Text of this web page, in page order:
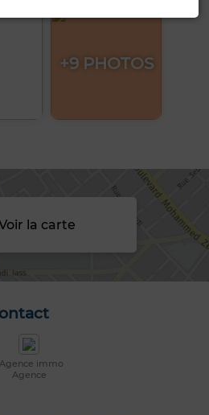
+9 PHOTOS
la carte
immo
Agence